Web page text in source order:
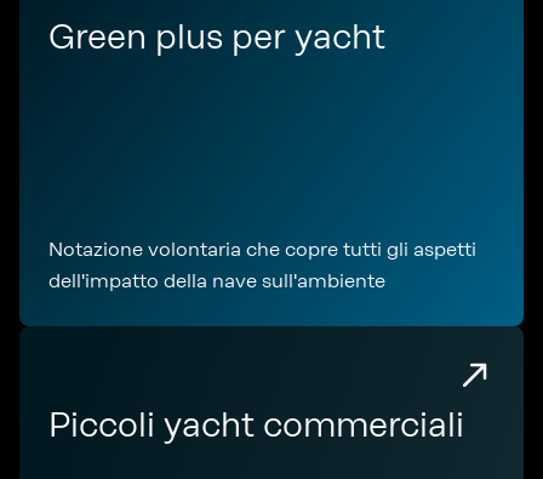
Green plus per yacht
Notazione volontaria che copre tutti gli aspetti
dell'impatto della nave sull'ambiente
Piccoli yacht commerciali